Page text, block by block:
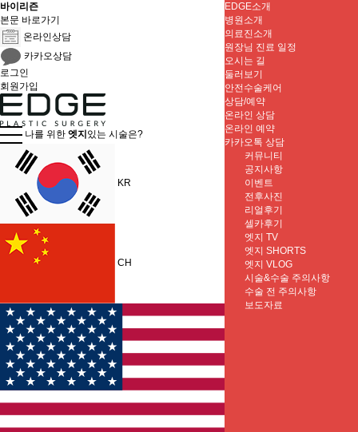
바이리즌
본문 바로가기
온라인상담
카카오상담
로그인
회원가입
나를 위한 엣지 있는 시술은?
KR
CH
EDGE소개
병원소개
의료진소개
원장님 진료 일정
오시는 길
둘러보기
안전수술케어
상담/예약
온라인 상담
온라인 예약
카카오톡 상담
커뮤니티
공지사항
이벤트
전후사진
리얼후기
셀카후기
엣지 TV
엣지 SHORTS
엣지 VLOG
시술&수술 주의사항
수술 전 주의사항
보도자료